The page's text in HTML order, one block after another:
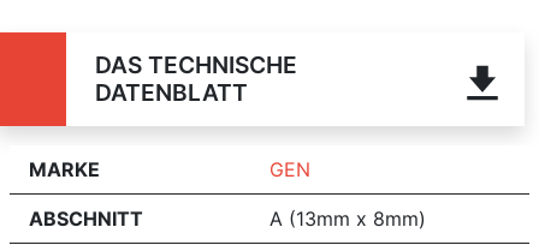
DAS TECHNISCHE
DATENBLATT
MARKE GEN
ABSCHNITT A (13mm x 8mm)